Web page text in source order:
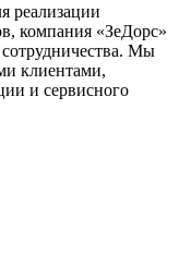
реализации
компания «ЗеДорс»
Мы
клиентами,
и сервисного